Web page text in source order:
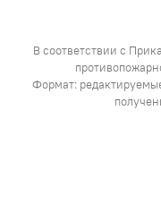
В соответствии с
Формат: